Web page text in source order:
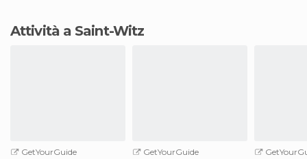
Attività a Saint-Witz
GetYourGuide
GetYourGuide